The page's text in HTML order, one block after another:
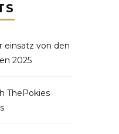
einsatz von den
2025
ThePokies